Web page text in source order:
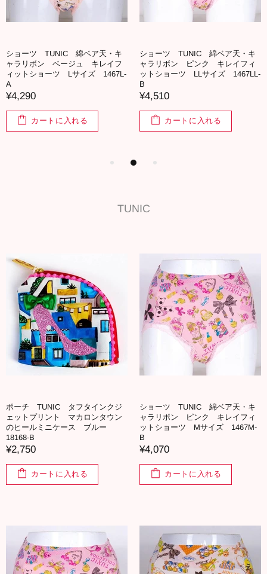
ショーツ TUNIC 綿ベア天・キ
ャラリボン ベージュ キレイフ
ィットショーツ Lサイズ 1467L-
A
¥4,290
カートに入れる
ショーツ TUNIC 綿ベア天・キ
ャラリボン ピンク キレイフィ
ットショーツ LLサイズ 1467LL-
B
¥4,510
カートに入れる
TUNIC
ポーチ TUNIC タフタインクジ
ェットプリント マカロンタウン
のヒールミニケース ブルー
18168-B
¥2,750
カートに入れる
ショーツ TUNIC 綿ベア天・キ
ャラリボン ピンク キレイフィ
ットショーツ Mサイズ 1467M-
B
¥4,070
カートに入れる